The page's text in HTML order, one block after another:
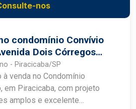
nos
condomínio Convívio
Dois Córregos
- Piracicaba/SP
à venda no Condomínio
em Piracicaba, com projeto
amplos e excelente